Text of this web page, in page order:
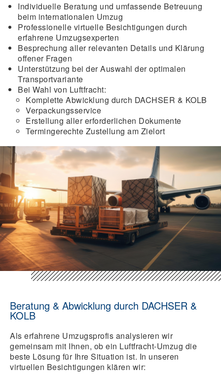
Individuelle Beratung und umfassende Betreuung
beim internationalen Umzug
Professionelle virtuelle Besichtigungen durch
erfahrene Umzugsexperten
Besprechung aller relevanten Details und Klärung
offener Fragen
Unterstützung bei der Auswahl der optimalen
Transportvariante
Bei Wahl von Luftfracht:
Komplette Abwicklung durch DACHSER & KOLB
Verpackungsservice
Erstellung aller erforderlichen Dokumente
Termingerechte Zustellung am Zielort
Beratung & Abwicklung durch DACHSER &
KOLB
Als erfahrene Umzugsprofis analysieren wir
gemeinsam mit Ihnen, ob ein Luftfracht-Umzug die
beste Lösung für Ihre Situation ist. In unseren
virtuellen Besichtigungen klären wir: